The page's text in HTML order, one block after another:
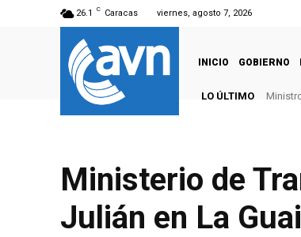
26.1 C Caracas viernes, agosto 7, 2026
INICIO GOBIERNO
LO ÚLTIMO
Ministerio de
Julián en La